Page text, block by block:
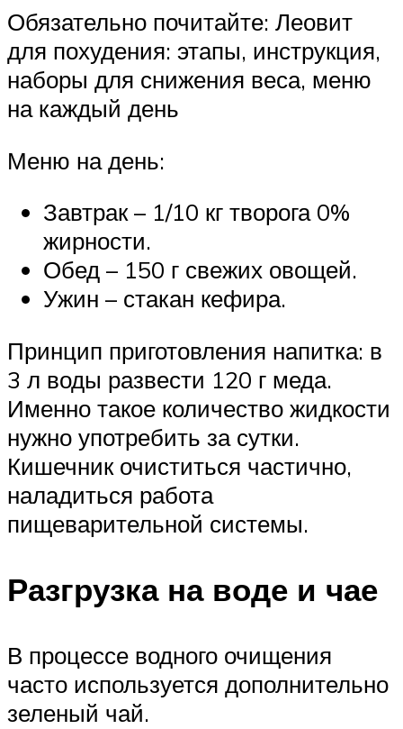
Обязательно почитайте: Леовит
для похудения: этапы, инструкция,
наборы для снижения веса, меню
на каждый день
Меню на день:
Завтрак – 1/10 кг творога 0%
жирности.
Обед – 150 г свежих овощей.
Ужин – стакан кефира.
Принцип приготовления напитка: в
3 л воды развести 120 г меда.
Именно такое количество жидкости
нужно употребить за сутки.
Кишечник очиститься частично,
наладиться работа
пищеварительной системы.
Разгрузка на воде и чае
В процессе водного очищения
часто используется дополнительно
зеленый чай.